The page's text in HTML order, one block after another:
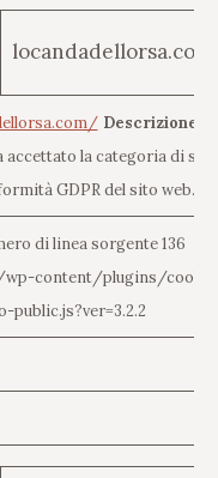
locandadellorsa.com
Descrizione
la categoria di
GDPR del sito web.
di linea sorgente 136
content/plugins/